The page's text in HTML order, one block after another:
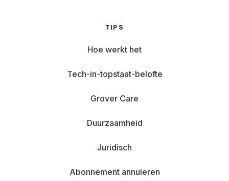
TIPS
Hoe werkt het
Tech-in-topstaat-belofte
Grover Care
Duurzaamheid
Juridisch
Abonnement annuleren